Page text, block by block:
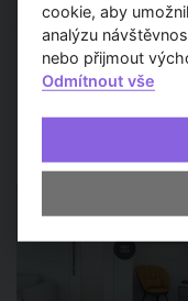
Další
cookie, aby
analýzu
nebo přijmout
Odmítnout vše